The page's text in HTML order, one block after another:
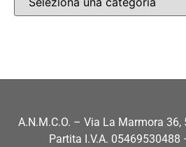
A.N.M.C.O. – Via La Marmora
Partita I.V.A. 05469530488